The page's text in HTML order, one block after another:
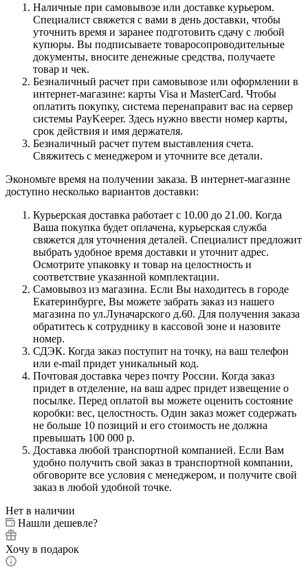
Наличные при самовывозе или доставке курьером.
Специалист свяжется с вами в день доставки, чтобы
уточнить время и заранее подготовить сдачу с любой
купюры. Вы подписываете товаросопроводительные
документы, вносите денежные средства, получаете
товар и чек.
Безналичный расчет при самовывозе или оформлении в
интернет-магазине: карты Visa и MasterCard. Чтобы
оплатить покупку, система перенаправит вас на сервер
системы PayKeeper. Здесь нужно ввести номер карты,
срок действия и имя держателя.
Безналичный расчет путем выставления счета.
Свяжитесь с менеджером и уточните все детали.
Экономьте время на получении заказа. В интернет-магазине
доступно несколько вариантов доставки:
Курьерская доставка работает с 10.00 до 21.00. Когда
Ваша покупка будет оплачена, курьерская служба
свяжется для уточнения деталей. Специалист предложит
выбрать удобное время доставки и уточнит адрес.
Осмотрите упаковку и товар на целостность и
соответствие указанной комплектации.
Самовывоз из магазина. Если Вы находитесь в городе
Екатеринбурге, Вы можете забрать заказ из нашего
магазина по ул.Луначарского д.60. Для получения заказа
обратитесь к сотруднику в кассовой зоне и назовите
номер.
СДЭК. Когда заказ поступит на точку, на ваш телефон
или e-mail придет уникальный код.
Почтовая доставка через почту России. Когда заказ
придет в отделение, на ваш адрес придет извещение о
посылке. Перед оплатой вы можете оценить состояние
коробки: вес, целостность. Один заказ может содержать
не больше 10 позиций и его стоимость не должна
превышать 100 000 р.
Доставка любой транспортной компанией. Если Вам
удобно получить свой заказ в транспортной компании,
обговорите все условия с менеджером, и получите свой
заказ в любой удобной точке.
Нет в наличии
Нашли дешевле?
Хочу в подарок